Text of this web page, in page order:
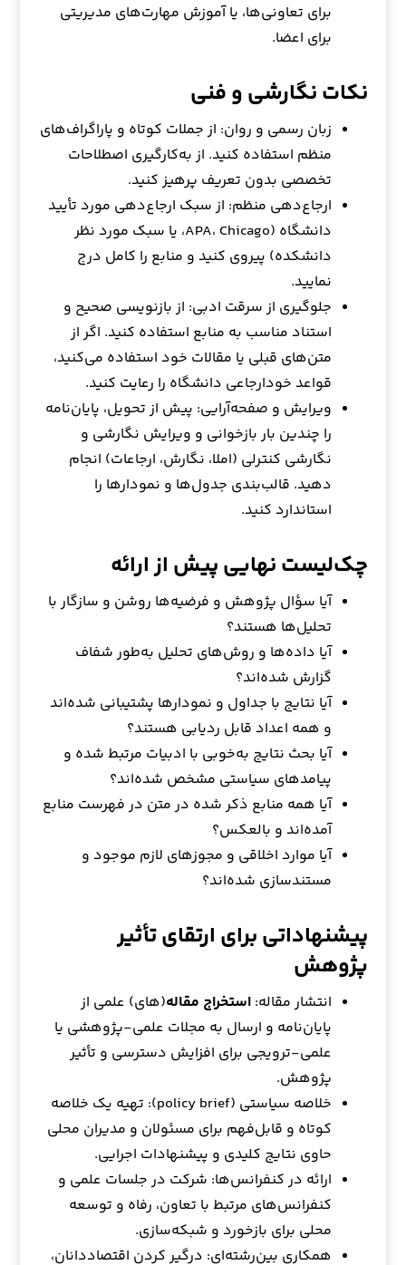
برای تعاونی‌ها، یا آموزش مهارت‌های مدیریتی
برای اعضا.
نکات نگارشی و فنی
زبان رسمی و روان: از جملات کوتاه و پاراگراف‌های
منظم استفاده کنید. از به‌کارگیری اصطلاحات
تخصصی بدون تعریف پرهیز کنید.
ارجاع‌دهی منظم: از سبک ارجاع‌دهی مورد تأیید
دانشگاه (APA، Chicago، یا سبک مورد نظر
دانشکده) پیروی کنید و منابع را کامل درج
نمایید.
جلوگیری از سرقت ادبی: از بازنویسی صحیح و
استناد مناسب به منابع استفاده کنید. اگر از
متن‌های قبلی یا مقالات خود استفاده می‌کنید،
قواعد خودارجاعی دانشگاه را رعایت کنید.
ویرایش و صفحه‌آرایی: پیش از تحویل، پایان‌نامه
را چندین بار بازخوانی و ویرایش نگارشی و
نگارشی کنترلی (املا، نگارش، ارجاعات) انجام
دهید. قالب‌بندی جدول‌ها و نمودارها را
استاندارد کنید.
چک‌لیست نهایی پیش از ارائه
آیا سؤال پژوهش و فرضیه‌ها روشن و سازگار با
تحلیل‌ها هستند؟
آیا داده‌ها و روش‌های تحلیل به‌طور شفاف
گزارش شده‌اند؟
آیا نتایج با جداول و نمودارها پشتیبانی شده‌اند
و همه اعداد قابل ردیابی هستند؟
آیا بحث نتایج به‌خوبی با ادبیات مرتبط شده و
پیامدهای سیاستی مشخص شده‌اند؟
آیا همه منابع ذکر شده در متن در فهرست منابع
آمده‌اند و بالعکس؟
آیا موارد اخلاقی و مجوزهای لازم موجود و
مستندسازی شده‌اند؟
پیشنهاداتی برای ارتقای تأثیر
پژوهش
انتشار مقاله:استخراج مقاله(های) علمی از
پایان‌نامه و ارسال به مجلات علمی-پژوهشی یا
علمی-ترویجی برای افزایش دسترسی و تأثیر
پژوهش.
خلاصه سیاستی (policy brief): تهیه یک خلاصه
کوتاه و قابل‌فهم برای مسئولان و مدیران محلی
حاوی نتایج کلیدی و پیشنهادات اجرایی.
ارائه در کنفرانس‌ها: شرکت در جلسات علمی و
کنفرانس‌های مرتبط با تعاون، رفاه و توسعه
محلی برای بازخورد و شبکه‌سازی.
همکاری بین‌رشته‌ای: درگیر کردن اقتصاددانان،